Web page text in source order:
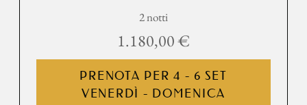
2 notti
1.180,00 €
PRENOTA PER4 - 6 SET
VENERDÌ - DOMENICA